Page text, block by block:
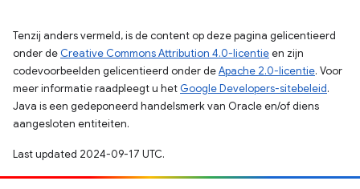
Tenzij anders vermeld, is de content op deze pagina gelicentieerd
onder de Creative Commons Attribution 4.0-licentieen zijn
codevoorbeelden gelicentieerd onder deApache 2.0-licentie. Voor
meer informatie raadpleegt u het Google Developers-sitebeleid.
Java is een gedeponeerd handelsmerk van Oracle en/of diens
aangesloten entiteiten.
Last updated 2024-09-17 UTC.